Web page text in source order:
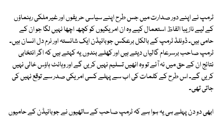
ٹرمپ نے اپنے دور صدارت میں جس طرح اپنے سیاسی حریفوں اور غیر ملکی رہنماؤں
کے لیے نازیبا الفاظ استعمال کیے وہ ان امریکیوں کو کچھ اچھا نہیں لگا جو ان کے
حامی ہیں۔ ڈونلڈ ٹرمپ کے بالکل برعکس جوبائیڈن ایک شائستہ اور نرم دل انسان ہیں۔
ٹرمپ صاحب برسرعام گالیاں دیتے ہیں اور کھلے بندوں یہ کہتے ہیں کہ اگر انتخابی
نتائج ان کے حق میں نہ آئے تو وہ انھیں تسلیم نہیں کریں گے اور وہائٹ ہاؤس خالی نہیں
کریں گے۔ اس طرح کے کلمات کی اب سے پہلے کسی امریکی صدر سے توقع نہیں کی
جاتی تھی۔
ابھی دو دن پہلے ہی یہ ہوا ہے کہ ٹرمپ صاحب کے ساتھیوں نے جوبائیڈن کے حامیوں